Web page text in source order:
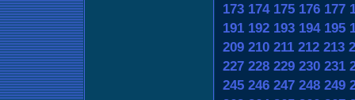
173 174 175 176 177
191 192 193 194 195
209 210 211 212 213
227 228 229 230 231
245 246 247 248 249